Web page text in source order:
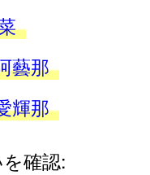
藝那
輝那
確認: